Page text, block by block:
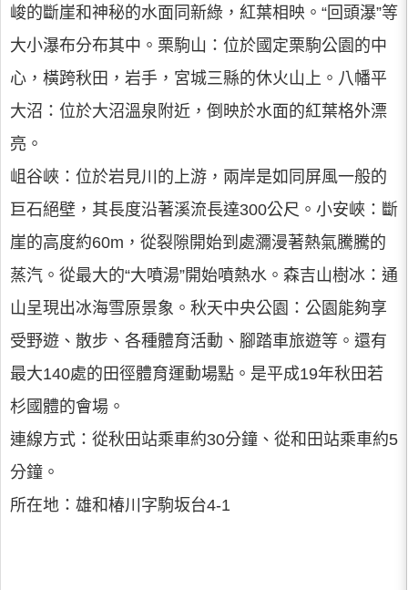
峻的斷崖和神秘的水面同新綠，紅葉相映。“回頭瀑”等
大小瀑布分布其中。栗駒山：位於國定栗駒公園的中
心，橫跨秋田，岩手，宮城三縣的休火山上。八幡平
大沼：位於大沼溫泉附近，倒映於水面的紅葉格外漂
亮。
岨谷峽：位於岩見川的上游，兩岸是如同屏風一般的
巨石絕壁，其長度沿著溪流長達300公尺。小安峽：斷
崖的高度約60m，從裂隙開始到處瀰漫著熱氣騰騰的
蒸汽。從最大的“大噴湯”開始噴熱水。森吉山樹冰：通
山呈現出冰海雪原景象。秋天中央公園：公園能夠享
受野遊、散步、各種體育活動、腳踏車旅遊等。還有
最大140處的田徑體育運動場點。是平成19年秋田若
杉國體的會場。
連線方式：從秋田站乘車約30分鐘、從和田站乘車約5
分鐘。
所在地：雄和椿川字駒坂台4-1